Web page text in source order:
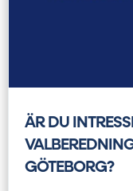
ÄR DU
GÖTEBORG?